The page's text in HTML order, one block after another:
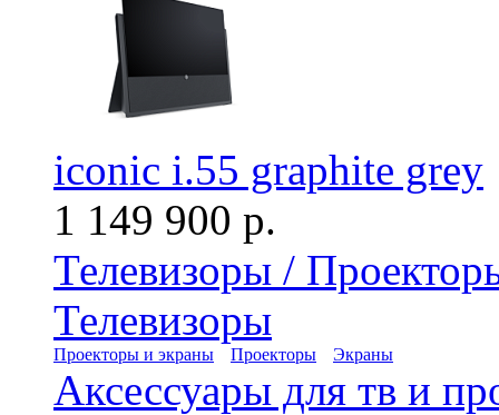
iconic i.55 graphite grey
1 149 900 р.
Телевизоры /
Телевизоры
Проекторы и экраны Проекторы Экраны
Аксессуары для тв и